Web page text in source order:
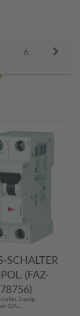
6
SCHALTER
(FAZ-
2-polig,
10A,...